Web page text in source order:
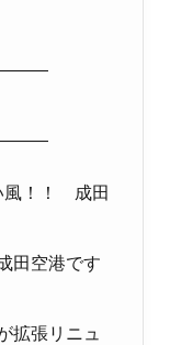
風！！ 成田
田空港です
拡張リニュ